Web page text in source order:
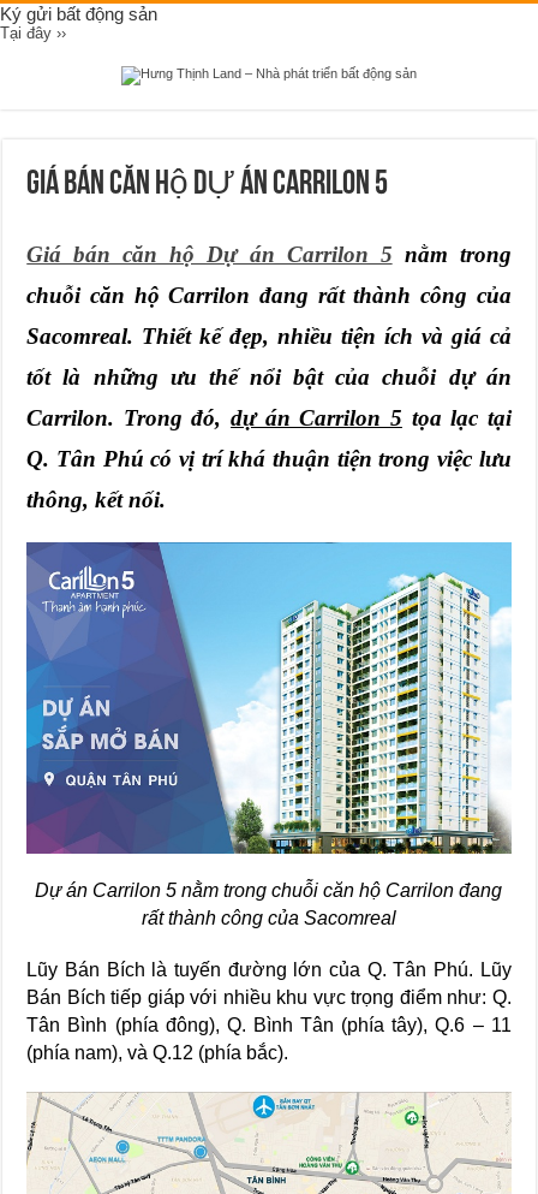
Ký gửi bất động sản
Tại đây ››
Giá bán căn hộ DỰ ÁN CARRILON 5
Giá bán căn hộ Dự án Carrilon 5 nằm trong
chuỗi căn hộ Carrilon đang rất thành công của
Sacomreal. Thiết kế đẹp, nhiều tiện ích và giá cả
tốt là những ưu thế nổi bật của chuỗi dự án
Carrilon. Trong đó,dự án Carrilon 5 tọa lạc tại
Q. Tân Phú có vị trí khá thuận tiện trong việc lưu
thông, kết nối.
Dự án Carrilon 5 nằm trong chuỗi căn hộ Carrilon đang
rất thành công của Sacomreal
Lũy Bán Bích là tuyến đường lớn của Q. Tân Phú. Lũy
Bán Bích tiếp giáp với nhiều khu vực trọng điểm như: Q.
Tân Bình (phía đông), Q. Bình Tân (phía tây), Q.6 – 11
(phía nam), và Q.12 (phía bắc).